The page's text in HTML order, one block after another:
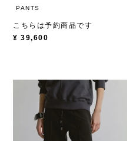
PANTS
こちらは予約商品です
¥ 39,600